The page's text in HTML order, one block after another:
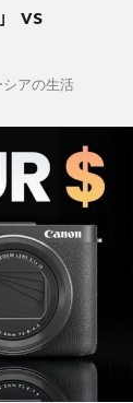
vs
シアの生活
脱水シート